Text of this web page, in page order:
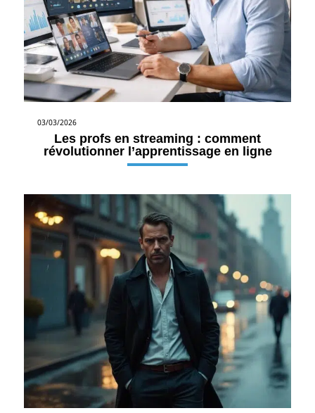
03/03/2026
Les profs en streaming : comment
révolutionner l’apprentissage en ligne